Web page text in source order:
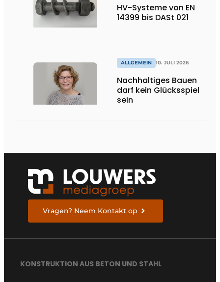
HV-Systeme von EN
14399 bis DASt 021
ALLGEMEIN 10. JULI 2026
Nachhaltiges Bauen
darf kein Glücksspiel
sein
Vragen? Neem Kontakt op
KONSTRUKTION AUS BETON UND STAHL